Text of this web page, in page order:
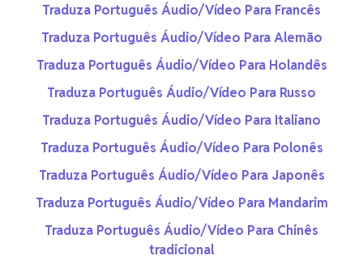
Traduza Português Áudio/Vídeo Para Francês
Traduza Português Áudio/Vídeo Para Alemão
Traduza Português Áudio/Vídeo Para Holandês
Traduza Português Áudio/Vídeo Para Russo
Traduza Português Áudio/Vídeo Para Italiano
Traduza Português Áudio/Vídeo Para Polonês
Traduza Português Áudio/Vídeo Para Japonês
Traduza Português Áudio/Vídeo Para Mandarim
Traduza Português Áudio/Vídeo Para Chinês
tradicional